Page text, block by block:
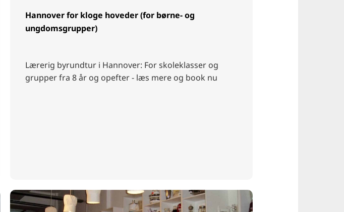
Hannover for kloge hoveder (for børne- og
ungdomsgrupper)
Lærerig byrundtur i Hannover: For skoleklasser og
grupper fra 8 år og opefter - læs mere og book nu